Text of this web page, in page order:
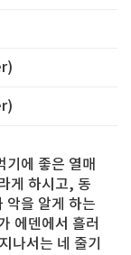
기에 좋은 열매
게 하시고, 동
악을 알게 하는
에덴에서 흘러
나서는 네 줄기